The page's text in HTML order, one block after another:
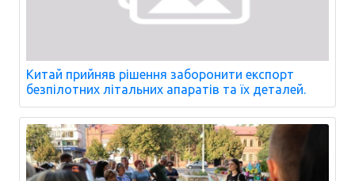
Китай прийняв рішення заборонити експорт
безпілотних літальних апаратів та їх деталей.